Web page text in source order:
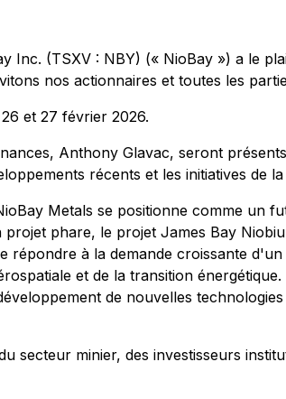
(TSXV : NBY) (« NioBay ») a le
nos actionnaires et toutes les
et 27 février 2026.
Anthony Glavac, seront
récents et les initiatives de
Metals se positionne comme un
phare, le projet James Bay
à la demande croissante
et de la transition
de nouvelles
secteur minier, des investisseurs